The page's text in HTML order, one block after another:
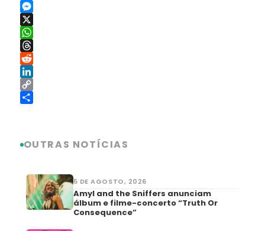
Facebook
Messenger
X
WhatsApp
Threads
Reddit
LinkedIn
Copy
OUTRAS NOTÍCIAS
5 DE AGOSTO, 2026
Amyl and the Sniffers anunciam
álbum e filme-concerto “Truth Or
Consequence”